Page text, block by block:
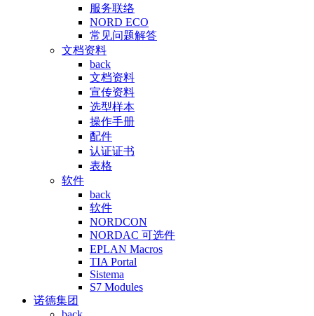
服务联络
NORD ECO
常见问题解答
文档资料
back
文档资料
宣传资料
选型样本
操作手册
配件
认证证书
表格
软件
back
软件
NORDCON
NORDAC 可选件
EPLAN Macros
TIA Portal
Sistema
S7 Modules
诺德集团